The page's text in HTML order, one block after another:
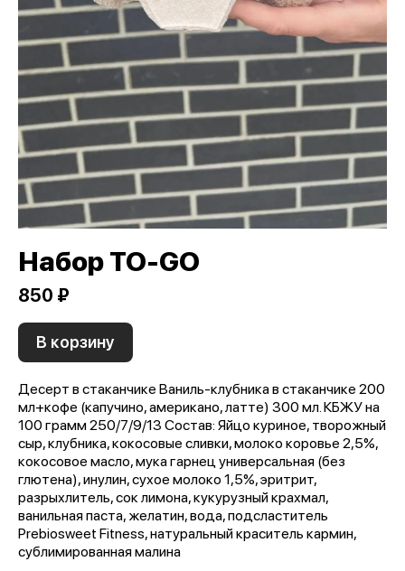
Набор TO-GO
850 ₽
В корзину
Десерт в стаканчике Ваниль-клубника в стаканчике 200
мл+кофе (капучино, американо, латте) 300 мл. КБЖУ на
100 грамм 250/7/9/13 Состав: Яйцо куриное, творожный
сыр, клубника, кокосовые сливки, молоко коровье 2,5%,
кокосовое масло, мука гарнец универсальная (без
глютена), инулин, сухое молоко 1,5%, эритрит,
разрыхлитель, сок лимона, кукурузный крахмал,
ванильная паста, желатин, вода, подсластитель
Prebiosweet Fitness, натуральный краситель кармин,
сублимированная малина